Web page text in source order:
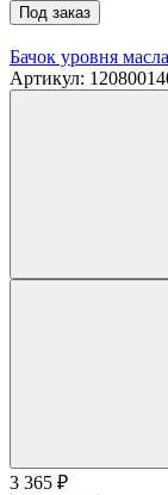
Под заказ
Бачок уровня
Артикул:
3 365 ₽